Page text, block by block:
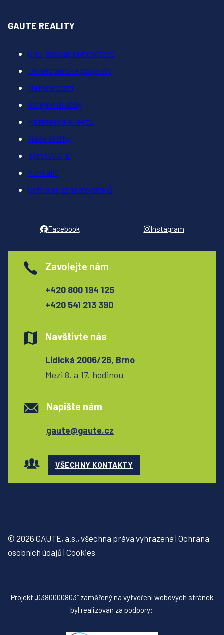
GAUTE REALITY
Chci prodat nemovitost
Developerské projekty
Nemovitosti
Veřejné dražby
Reference klientů
Naše služby
Tým GAUTE
Kontakt
Ochrana oznamovatelů
Facebook Instagram
Zavolejte nám
+420 800 194 125
+420 541 213 390
Navštivte nás
Lidická 2006/26, Brno
Mezi 8. a 17. hodinou
Napište nám
gaute@gaute.cz
VŠECHNY KONTAKTY
© 2026 GAUTE, a.s., všechna práva vyhrazena | Ochrana
osobních údajů | Cookies
Projekt „0380000803“ zaměřený na vytvoření webových stránek
byl realizován za podpory: